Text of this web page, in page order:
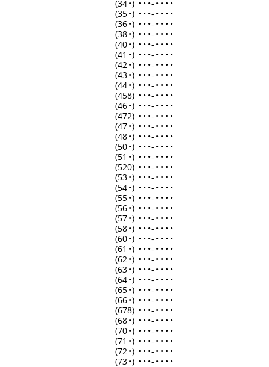
(34•) • • •- • • • •
(35•) • • •- • • • •
(36•) • • •- • • • •
(38•) • • •- • • • •
(40•) • • •- • • • •
(41 •) • • •- • • • •
(42•) • • •- • • • •
(43•) • • •- • • • •
(44•) • • •- • • • •
(458) • • •- • • • •
(46•) • • •- • • • •
(472) • • •- • • • •
(47•) • • •- • • • •
(48•) • • •- • • • •
(50•) • • •- • • • •
(51 •) • • •- • • • •
(520) • • •- • • • •
(53•) • • •- • • • •
(54•) • • •- • • • •
(55•) • • •- • • • •
(56•) • • •- • • • •
(57•) • • •- • • • •
(58•) • • •- • • • •
(60•) • • •- • • • •
(61 •) • • •- • • • •
(62•) • • •- • • • •
(63•) • • •- • • • •
(64•) • • •- • • • •
(65•) • • •- • • • •
(66•) • • •- • • • •
(678) • • •- • • • •
(68•) • • •- • • • •
(70•) • • •- • • • •
(71 •) • • •- • • • •
(72•) • • •- • • • •
(73•) • • •- • • • •